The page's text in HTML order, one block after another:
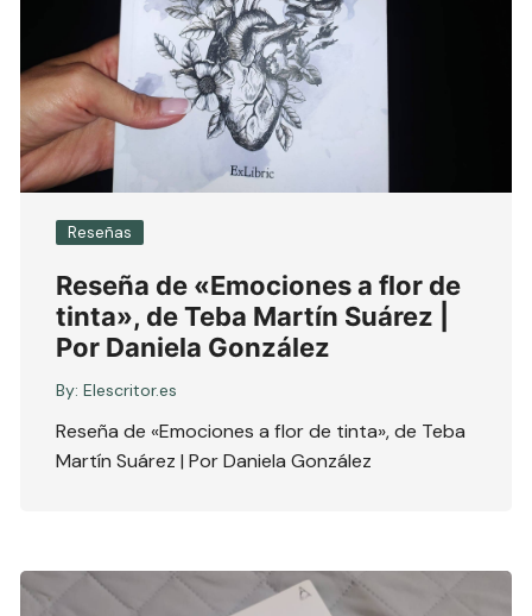
Reseñas
Reseña de «Emociones a flor de
tinta», de Teba Martín Suárez |
Por Daniela González
By: Elescritor.es
Reseña de «Emociones a flor de tinta», de Teba
Martín Suárez | Por Daniela González